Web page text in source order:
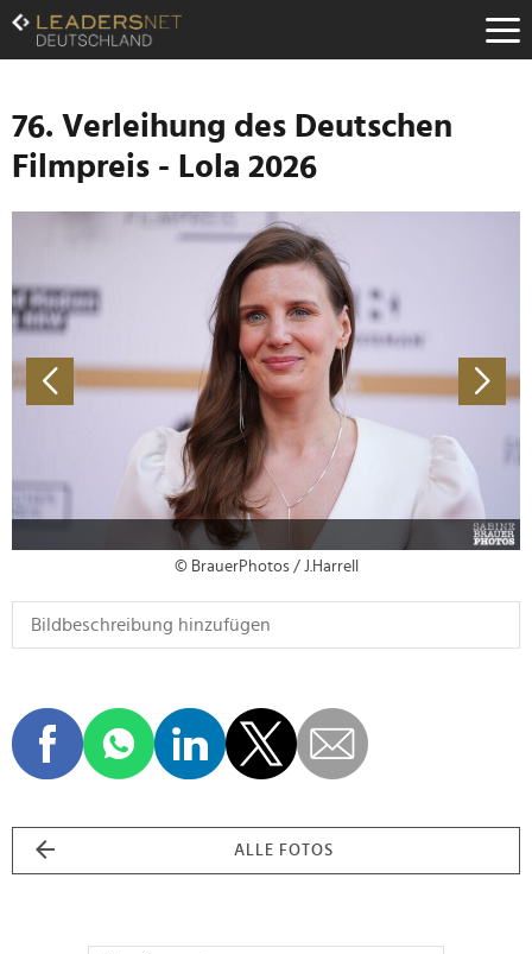
Zum
Inhalt
Zur
Navigation
Zur
Hauptnavigation
76. Verleihung des Deutschen
Filmpreis - Lola 2026
© BrauerPhotos / J.Harrell
ALLE FOTOS